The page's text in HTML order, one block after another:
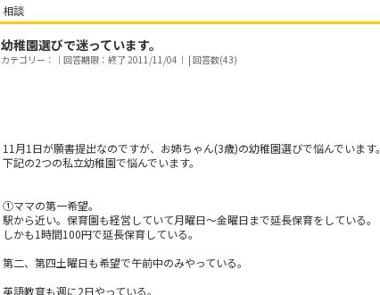
相談
幼稚園選びで迷っています。
カテゴリー：｜回答期限：終了 2011/11/04｜ | 回答数(43)
11月1日が願書提出なのですが、お姉ちゃん(3歳)の幼稚園選びで悩んでいます。
下記の2つの私立幼稚園で悩んでいます。
①ママの第一希望。
駅から近い。保育園も経営していて月曜日～金曜日まで延長保育をしている。
しかも1時間100円で延長保育している。
第二、第四土曜日も希望で午前中のみやっている。
英語教育も週に2日やっている。